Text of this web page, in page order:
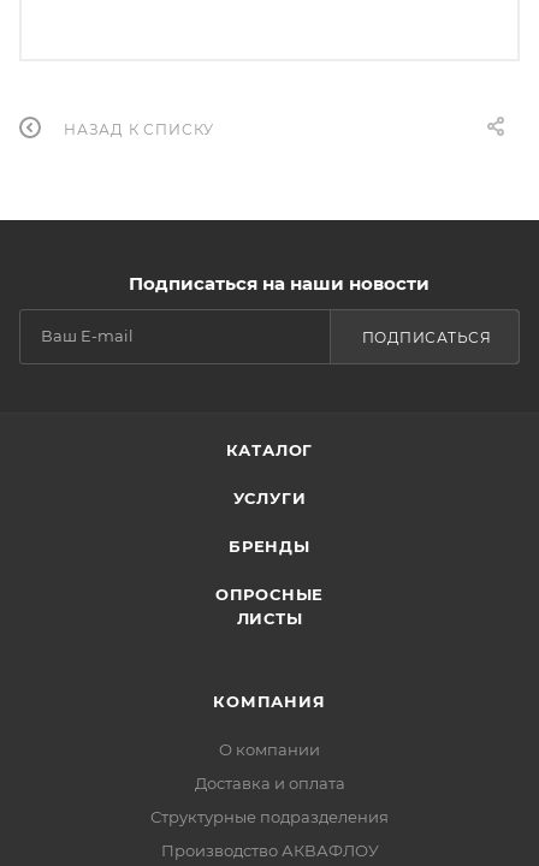
НАЗАД К СПИСКУ
Подписаться на наши новости
ПОДПИСАТЬСЯ
КАТАЛОГ
УСЛУГИ
БРЕНДЫ
ОПРОСНЫЕ
ЛИСТЫ
КОМПАНИЯ
О компании
Доставка и оплата
Структурные подразделения
Производство АКВАФЛОУ